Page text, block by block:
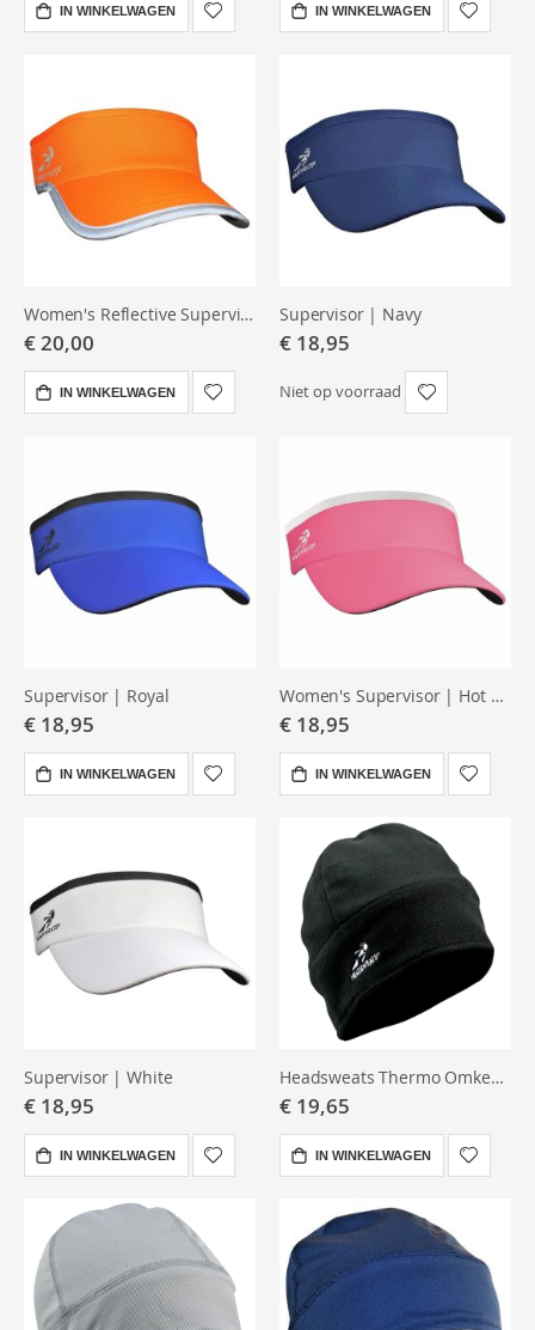
IN WINKELWAGEN IN WINKELWAGEN
Women's Reflective Supervisor | Neon Orange
€ 20,00
IN WINKELWAGEN
Supervisor | Navy
€ 18,95
Niet op voorraad
Supervisor | Royal
€ 18,95
IN WINKELWAGEN
Women's Supervisor | Hot Pink
€ 18,95
IN WINKELWAGEN
Supervisor | White
€ 18,95
IN WINKELWAGEN
Headsweats Thermo Omkeerbare Beanie Black/Black
€ 19,65
IN WINKELWAGEN